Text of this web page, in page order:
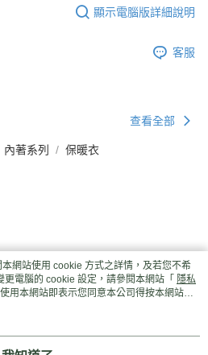
顯示電腦版詳細說明
客服
查看全部
內著系列 保暖衣
網站使用 cookie 方式之詳情，及若您不希
電腦的 cookie 設定，請參閱本網站「 隱私
用本網站即表示您同意本公司得按本網站使